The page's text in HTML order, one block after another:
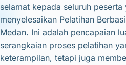
selamat kepada seluruh
menyelesaikan Pelatihan
Medan. Ini adalah pencapaian
serangkaian proses pelatihan
keterampilan, tetapi juga